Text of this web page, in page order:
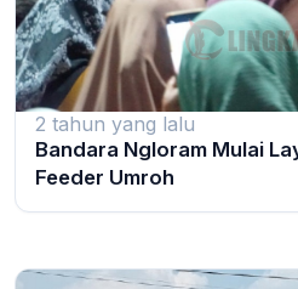
2 tahun yang lalu
Bandara Ngloram Mulai
Feeder Umroh